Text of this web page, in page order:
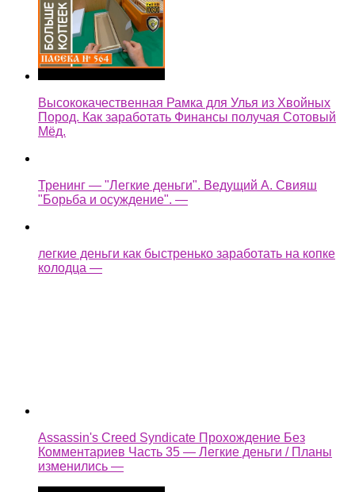
Мёд.
Тренинг — "Легкие деньги". Ведущий А. Свияш
"Борьба и осуждение". —
легкие деньги как быстренько заработать на копке
Assassin's Creed Syndicate Прохождение Без